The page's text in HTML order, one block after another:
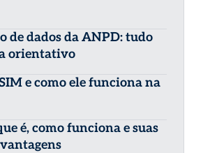
de dados da ANPD: tudo
orientativo
e como ele funciona na
é, como funciona e suas